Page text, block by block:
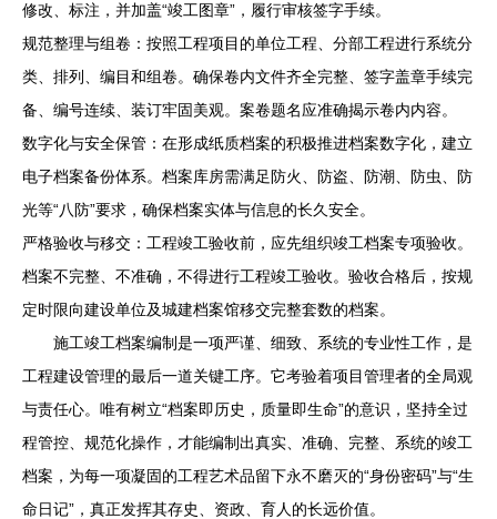
修改、标注，并加盖“竣工图章”，履行审核签字手续。
规范整理与组卷：按照工程项目的单位工程、分部工程进行系统分
类、排列、编目和组卷。确保卷内文件齐全完整、签字盖章手续完
备、编号连续、装订牢固美观。案卷题名应准确揭示卷内内容。
数字化与安全保管：在形成纸质档案的积极推进档案数字化，建立
电子档案备份体系。档案库房需满足防火、防盗、防潮、防虫、防
光等“八防”要求，确保档案实体与信息的长久安全。
严格验收与移交：工程竣工验收前，应先组织竣工档案专项验收。
档案不完整、不准确，不得进行工程竣工验收。验收合格后，按规
定时限向建设单位及城建档案馆移交完整套数的档案。
施工竣工档案编制是一项严谨、细致、系统的专业性工作，是
工程建设管理的最后一道关键工序。它考验着项目管理者的全局观
与责任心。唯有树立“档案即历史，质量即生命”的意识，坚持全过
程管控、规范化操作，才能编制出真实、准确、完整、系统的竣工
档案，为每一项凝固的工程艺术品留下永不磨灭的“身份密码”与“生
命日记”，真正发挥其存史、资政、育人的长远价值。